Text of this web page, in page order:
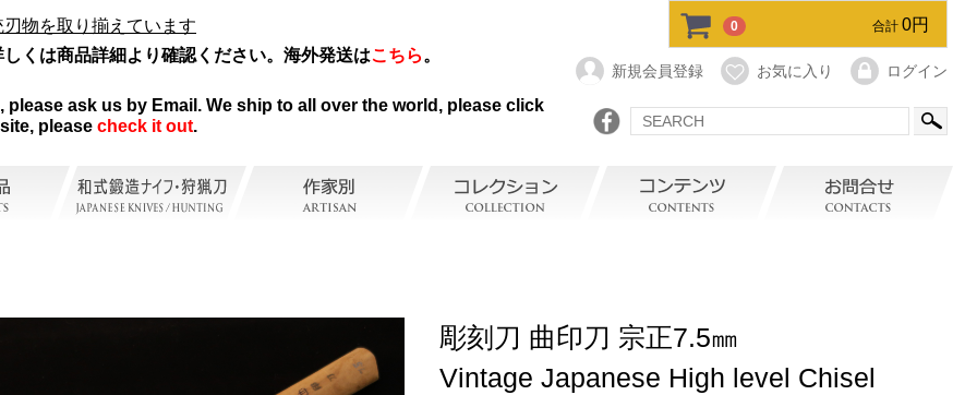
0 合計 0円
新規会員登録 お気に入り ログイン
物を取り揃えています
くは商品詳細より確認ください。海外発送はこちら。
ask us by Email. We ship to all over the world, please click
please check it out.
彫刻刀 曲印刀 宗正7.5㎜
Vintage Japanese High level Chisel